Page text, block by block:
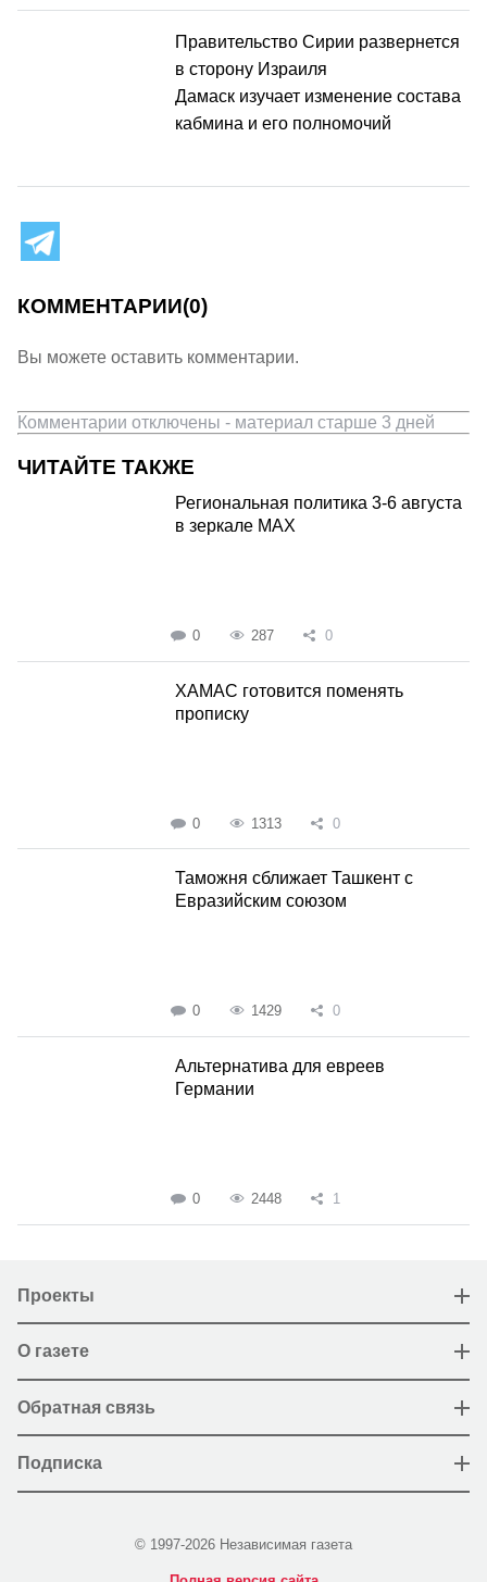
Правительство Сирии развернется
в сторону Израиля
Дамаск изучает изменение состава
кабмина и его полномочий
КОММЕНТАРИИ(0)
Вы можете оставить комментарии.
Комментарии отключены - материал старше 3 дней
ЧИТАЙТЕ ТАКЖЕ
Региональная политика 3-6 августа
в зеркале MAX
0 287 0
ХАМАС готовится поменять
прописку
0 1313 0
Таможня сближает Ташкент с
Евразийским союзом
0 1429 0
Альтернатива для евреев
Германии
0 2448 1
Проекты
О газете
Обратная связь
Подписка
© 1997-2026 Независимая газета